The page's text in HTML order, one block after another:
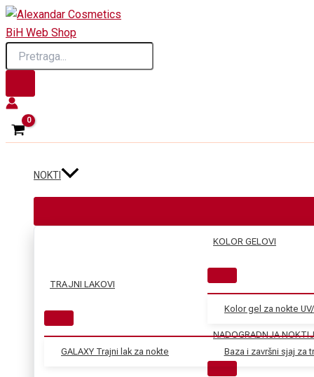
Skip
to
content
Products
search
NOKTI
TRAJNI LAKOVI
GALAXY Trajni lak za nokte Baza i završni sjaj za
KOLOR GELOVI
Kolor gel za nokte
NADOGRADNJA